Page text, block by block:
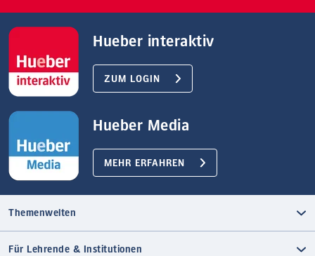
Hueber interaktiv
ZUM LOGIN
Hueber Media
MEHR ERFAHREN
Themenwelten
Für Lehrende & Institutionen